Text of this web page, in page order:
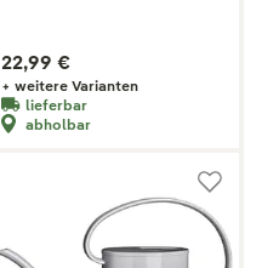
22,99 €
+ weitere Varianten
lieferbar
abholbar